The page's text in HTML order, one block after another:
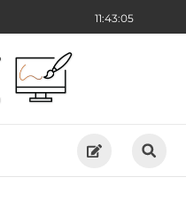
11:43:06